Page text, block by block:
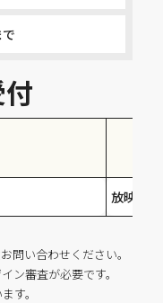
放映月
問い合わせください。
ン審査が必要です。
す。